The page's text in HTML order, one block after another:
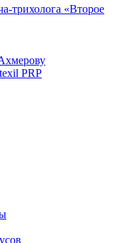
трихолога «Второе
PRP